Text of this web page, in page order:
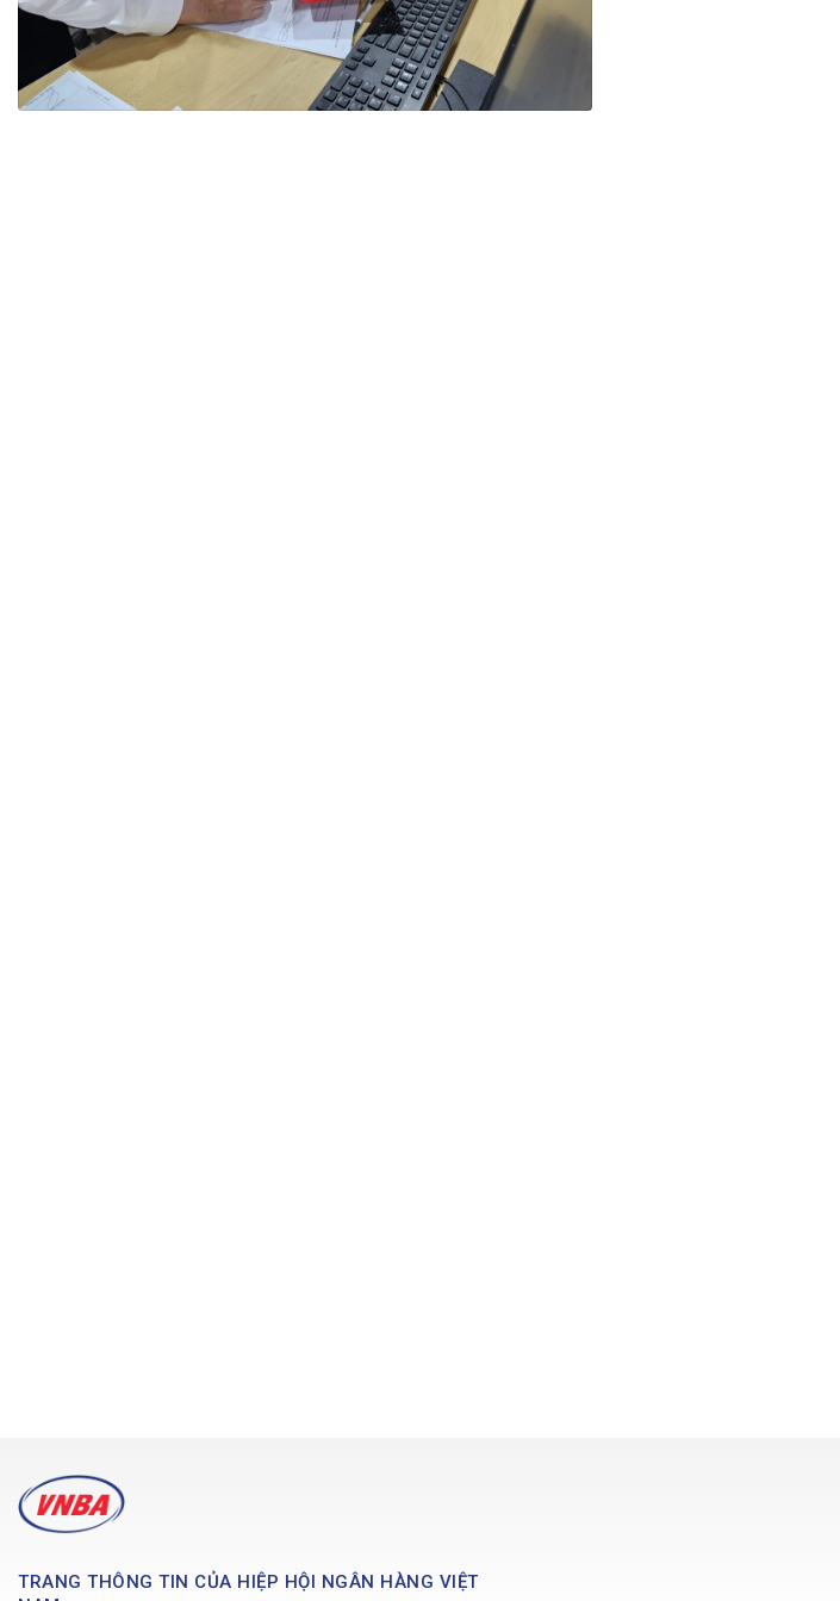
Bộ Chuẩn mực Đạo đức nghề nghiệp
Đối tác
Đấu giá tài sản
Thanh toán –Thẻ
Nhà quản trị
TRANG THÔNG TIN CỦA HIỆP HỘI NGÂN HÀNG VIỆT